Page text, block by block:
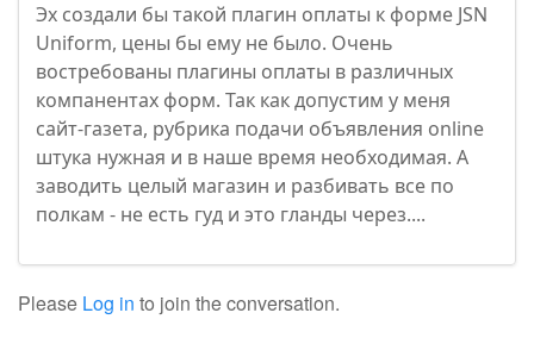
Эх создали бы такой плагин оплаты к форме JSN
Uniform, цены бы ему не было. Очень
востребованы плагины оплаты в различных
компанентах форм. Так как допустим у меня
сайт-газета, рубрика подачи объявления online
штука нужная и в наше время необходимая. А
заводить целый магазин и разбивать все по
полкам - не есть гуд и это гланды через....
Please Log in to join the conversation.